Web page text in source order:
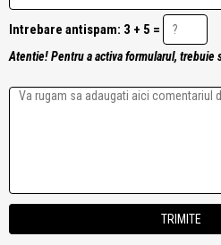
Intrebare antispam: 3 + 5 =
Atentie! Pentru a activa formularul, trebuie